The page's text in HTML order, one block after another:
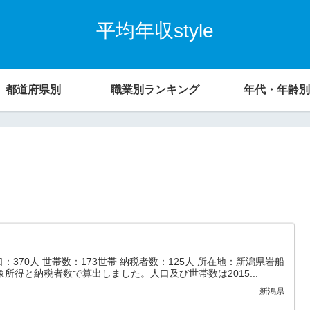
平均年収style
都道府県別 職業別ランキング 年代・年齢別
370人 世帯数：173世帯 納税者数：125人 所在地：新潟県岩船
得と納税者数で算出しました。人口及び世帯数は2015...
新潟県